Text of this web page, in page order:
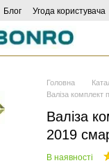
Блог Угода користувача
Головна
Валіза
Валіза
2019
В наявності